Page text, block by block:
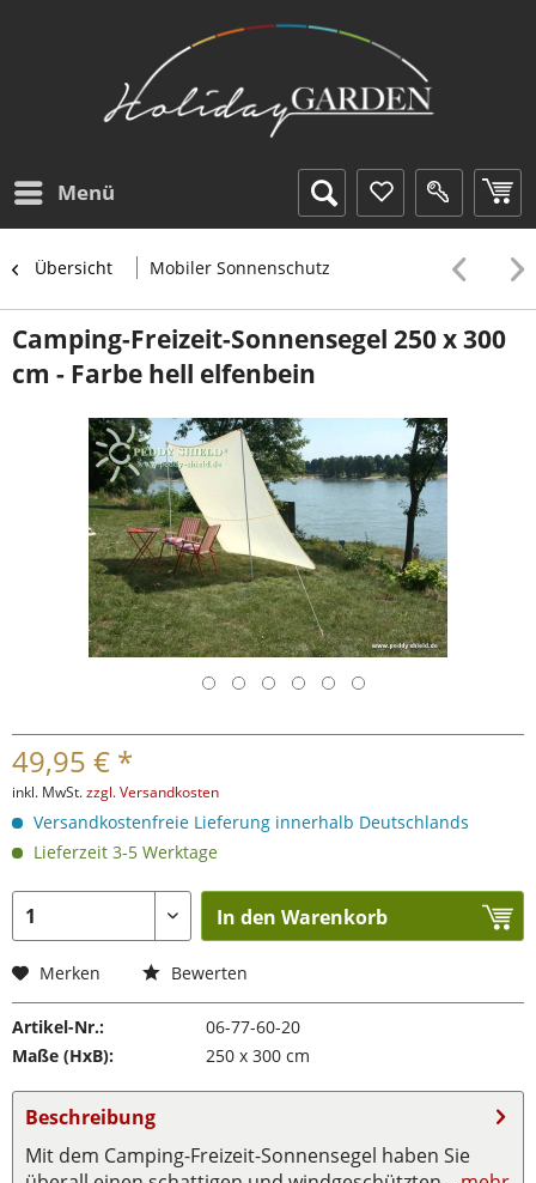
Menü
Übersicht Mobiler Sonnenschutz
Camping-Freizeit-Sonnensegel 250 x 300
cm - Farbe hell elfenbein
49,95 € *
inkl. MwSt.zzgl. Versandkosten
Versandkostenfreie Lieferung innerhalb Deutschlands
Lieferzeit 3-5 Werktage
In den Warenkorb
Merken Bewerten
Artikel-Nr.:
06-77-60-20
Maße (HxB):
250 x 300 cm
Beschreibung
Mit dem Camping-Freizeit-Sonnensegel haben Sie